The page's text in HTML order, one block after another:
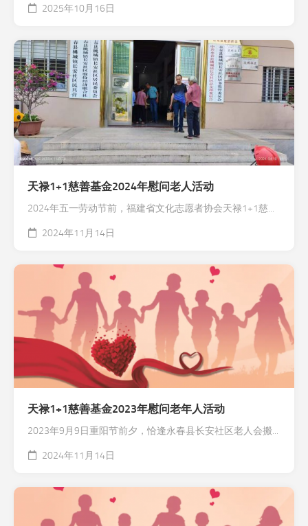
2025年10月16日
天禄1+1慈善基金2024年慰问老人活动
2024年五一劳动节前，福建省文化志愿者协会天禄1+1慈...
2024年11月14日
天禄1+1慈善基金2023年慰问老年人活动
2023年9月9日重阳节前夕，恰逢永春县长安社区老人会搬...
2024年11月14日